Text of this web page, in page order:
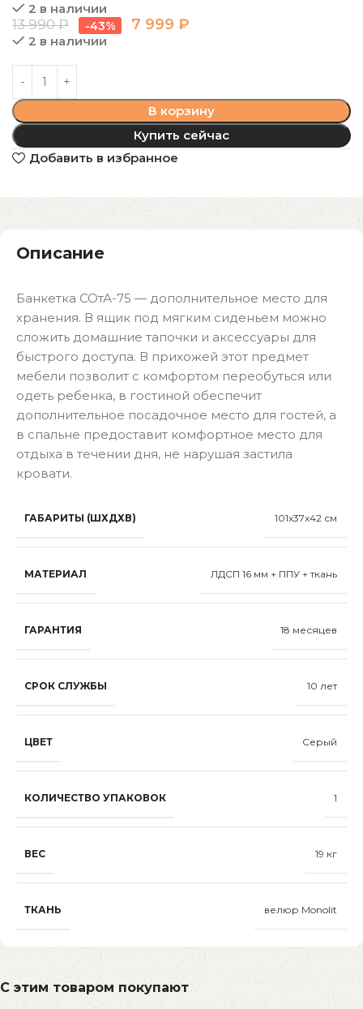
2 в наличии
13 990₽ -43% 7 999₽
2 в наличии
В корзину
Купить сейчас
Добавить в избранное
Описание
Банкетка СОтА-75 — дополнительное место для
хранения. В ящик под мягким сиденьем можно
сложить домашние тапочки и аксессуары для
быстрого доступа. В прихожей этот предмет
мебели позволит с комфортом переобуться или
одеть ребенка, в гостиной обеспечит
дополнительное посадочное место для гостей, а
в спальне предоставит комфортное место для
отдыха в течении дня, не нарушая застила
кровати.
ГАБАРИТЫ (ШХДХВ) 101x37x42 см
МАТЕРИАЛ ЛДСП 16 мм + ППУ + ткань
ГАРАНТИЯ 18 месяцев
СРОК СЛУЖБЫ 10 лет
ЦВЕТ Серый
КОЛИЧЕСТВО УПАКОВОК 1
ВЕС 19 кг
ТКАНЬ велюр Monolit
С этим товаром покупают